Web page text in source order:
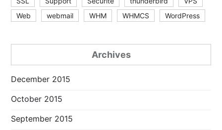
Web
webmail WHM WHMCS WordPress
Archives
December 2015
October 2015
September 2015